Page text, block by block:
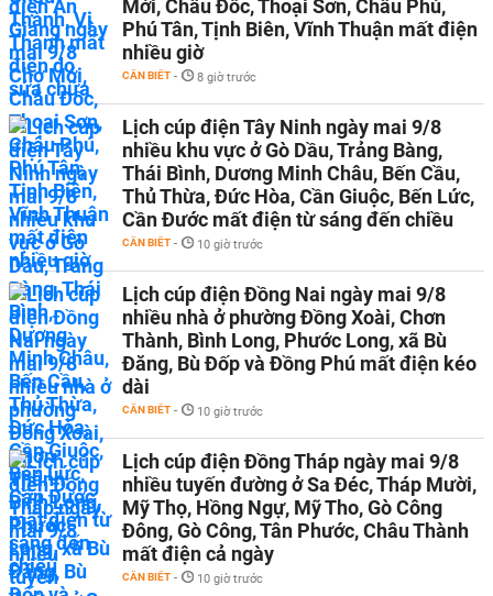
Mới, Châu Đốc, Thoại Sơn, Châu Phú,
Phú Tân, Tịnh Biên, Vĩnh Thuận mất điện
nhiều giờ
CẦN BIẾT - 8 giờ trước
Lịch cúp điện Tây Ninh ngày mai 9/8
nhiều khu vực ở Gò Dầu, Trảng Bàng,
Thái Bình, Dương Minh Châu, Bến Cầu,
Thủ Thừa, Đức Hòa, Cần Giuộc, Bến Lức,
Cần Đước mất điện từ sáng đến chiều
CẦN BIẾT - 10 giờ trước
Lịch cúp điện Đồng Nai ngày mai 9/8
nhiều nhà ở phường Đồng Xoài, Chơn
Thành, Bình Long, Phước Long, xã Bù
Đăng, Bù Đốp và Đồng Phú mất điện kéo
dài
CẦN BIẾT - 10 giờ trước
Lịch cúp điện Đồng Tháp ngày mai 9/8
nhiều tuyến đường ở Sa Đéc, Tháp Mười,
Mỹ Thọ, Hồng Ngự, Mỹ Tho, Gò Công
Đông, Gò Công, Tân Phước, Châu Thành
mất điện cả ngày
CẦN BIẾT - 10 giờ trước